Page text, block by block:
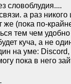
словоблудия....
а раз
же (пока по-
тем чем
куча, а не
на уме:
пока в него